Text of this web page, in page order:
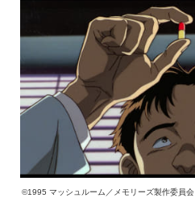
©1995 マッシュルーム／メモリーズ製作委員会